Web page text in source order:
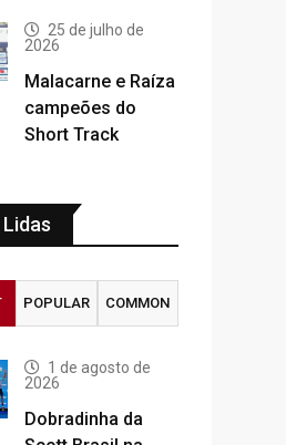
25 de julho de
2026
Malacarne e Raíza
campeões do
Short Track
POPULAR COMMON
1 de agosto de
2026
Dobradinha da